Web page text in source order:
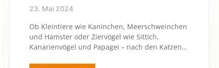
23. Mai 2024
Ob Kleintiere wie Kaninchen, Meerschweinchen
und Hamster oder Ziervögel wie Sittich,
Kanarienvögel und Papagei – nach den Katzen…